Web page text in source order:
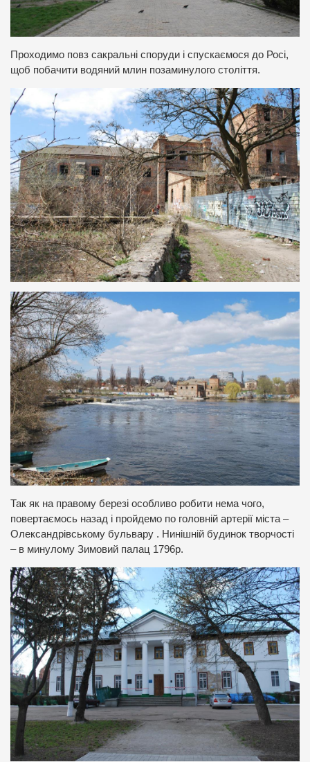
Проходимо повз сакральні споруди і спускаємося до Росі,
щоб побачити водяний млин позаминулого століття.
Так як на правому березі особливо робити нема чого,
повертаємось назад і пройдемо по головній артерії міста –
Олександрівському бульвару . Нинішній будинок творчості
– в минулому Зимовий палац 1796р.